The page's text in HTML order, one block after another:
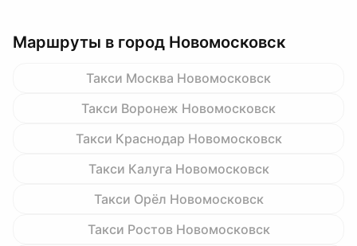
Маршруты в город Новомосковск
Такси Москва Новомосковск
Такси Воронеж Новомосковск
Такси Краснодар Новомосковск
Такси Калуга Новомосковск
Такси Орёл Новомосковск
Такси Ростов Новомосковск